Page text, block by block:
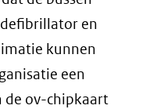
en
kunnen
een
de ov-chipkaart